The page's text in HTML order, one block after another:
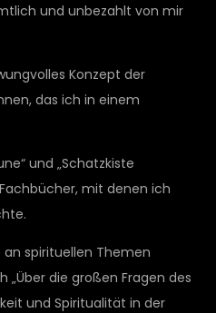
und unbezahlt von mir
Konzept der
das ich in einem
und „Schatzkiste
mit denen ich
spirituellen Themen
„Über die großen Fragen des
und Spiritualität in der